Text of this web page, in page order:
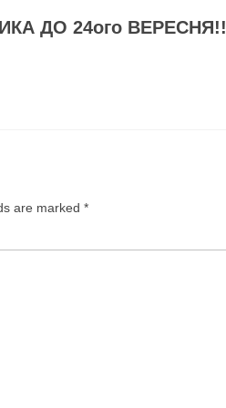
ДО 24ого ВЕРЕСНЯ!!
are marked *